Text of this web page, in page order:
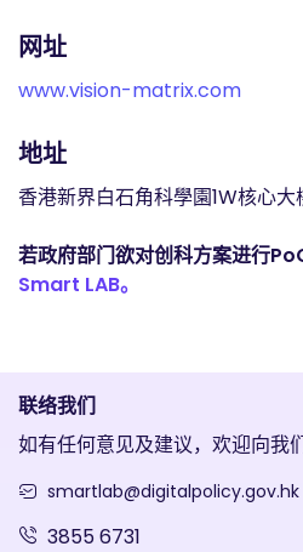
网址
www.vision-matrix.com
地址
香港新界白石角科學園1W核心大
若政府部门欲对创科方案进行
Smart LAB。
联络我们
如有任何意见及建议，欢迎向我
smartlab@digitalpolicy.gov.hk
3855 6731